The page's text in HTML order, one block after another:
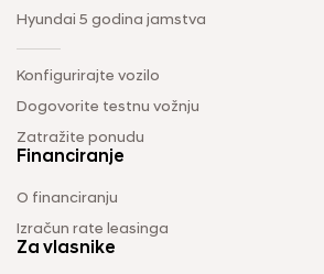
Hyundai 5 godina jamstva
Konfigurirajte vozilo
Dogovorite testnu vožnju
Zatražite ponudu
Financiranje
O financiranju
Izračun rate leasinga
Za vlasnike